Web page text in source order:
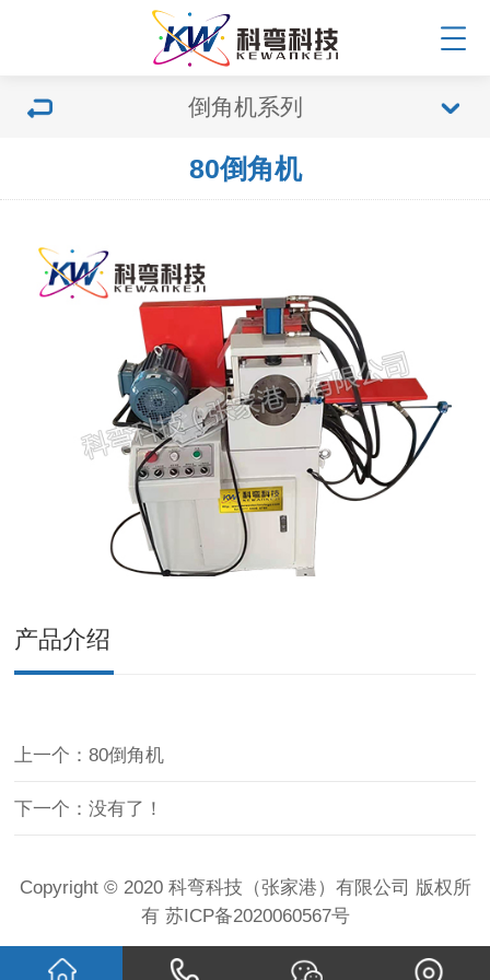
倒角机系列
80倒角机
产品介绍
上一个：80倒角机
下一个：没有了！
Copyright © 2020 科弯科技（张家港）有限公司 版权所
有 苏ICP备2020060567号